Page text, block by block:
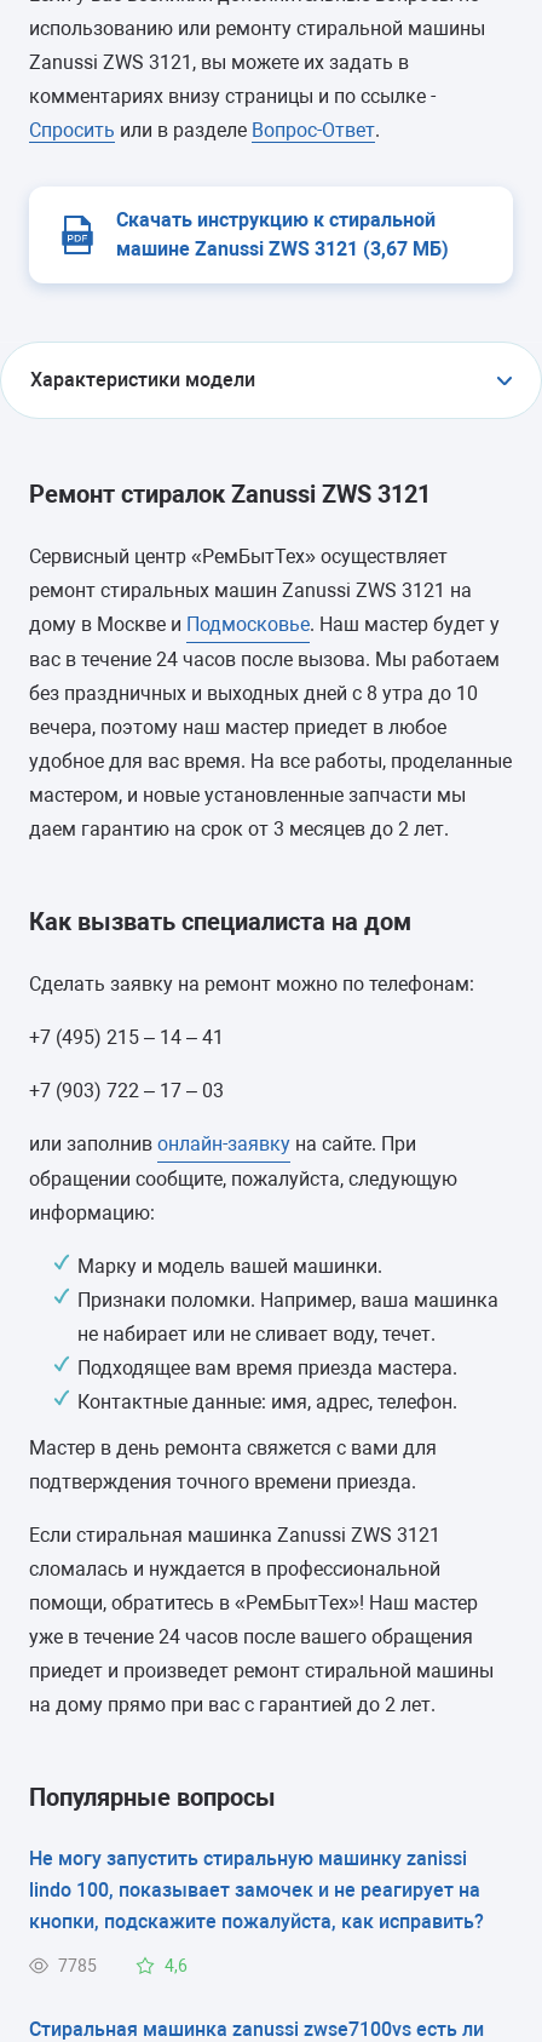
использованию или ремонту стиральной машины
Zanussi ZWS 3121, вы можете их задать в
комментариях внизу страницы и по ссылке -
Спросить или в разделе Вопрос-Ответ.
Скачать инструкцию к стиральной
машине Zanussi ZWS 3121 (3,67 МБ)
Характеристики модели
отдельно стоящая
фронтальная
ГАБАРИТЫ (ШXГXВ)
-
МАКСИМАЛЬНАЯ ЗАГРУЗКА БЕЛЬЯ
5 кг
есть цифровой, с подсветкой
белый
ВЕС
58 кг
ПУЗЫРЬКОВАЯ СТИРКА
ПРЯМОЙ ПРИВОД
-
КЛАСС ЭНЕРГОПОТРЕБЛЕНИЯ
A
МАТЕРИАЛ БАКА
Ремонт стиралок Zanussi ZWS 3121
Сервисный центр «РемБытТех» осуществляет
ремонт стиральных машин Zanussi ZWS 3121 на
дому в Москве и Подмосковье. Наш мастер будет у
вас в течение 24 часов после вызова. Мы работаем
без праздничных и выходных дней с 8 утра до 10
вечера, поэтому наш мастер приедет в любое
удобное для вас время. На все работы, проделанные
мастером, и новые установленные запчасти мы
даем гарантию на срок от 3 месяцев до 2 лет.
Как вызвать специалиста на дом
Сделать заявку на ремонт можно по телефонам:
+7 (495) 215 – 14 – 41
+7 (903) 722 – 17 – 03
или заполнив онлайн-заявку на сайте. При
обращении сообщите, пожалуйста, следующую
информацию:
Марку и модель вашей машинки.
Признаки поломки. Например, ваша машинка
не набирает или не сливает воду, течет.
Подходящее вам время приезда мастера.
Контактные данные: имя, адрес, телефон.
Мастер в день ремонта свяжется с вами для
подтверждения точного времени приезда.
Если стиральная машинка Zanussi ZWS 3121
сломалась и нуждается в профессиональной
помощи, обратитесь в «РемБытТех»! Наш мастер
уже в течение 24 часов после вашего обращения
приедет и произведет ремонт стиральной машины
на дому прямо при вас с гарантией до 2 лет.
Популярные вопросы
Не могу запустить стиральную машинку zanissi
lindo 100, показывает замочек и не реагирует на
кнопки, подскажите пожалуйста, как исправить?
7785 4,6
Стиральная машинка zanussi zwse7100vs есть ли